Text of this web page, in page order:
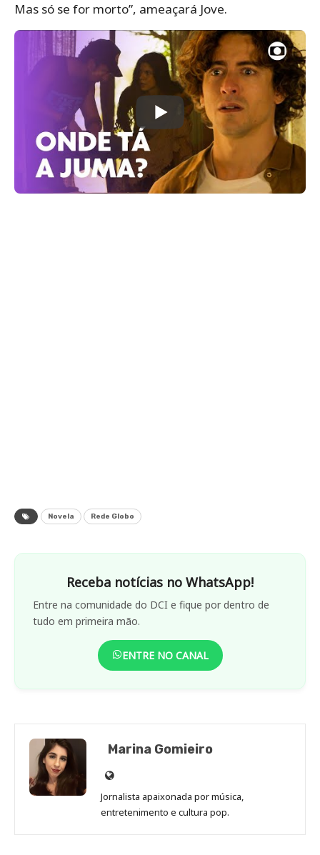
Mas só se for morto”, ameaçará Jove.
Novela Rede Globo
Receba notícias no WhatsApp!
Entre na comunidade do DCI e fique por dentro de
tudo em primeira mão.
ENTRE NO CANAL
Marina Gomieiro
Site
de
Marina
Jornalista apaixonada por música,
entretenimento e cultura pop.